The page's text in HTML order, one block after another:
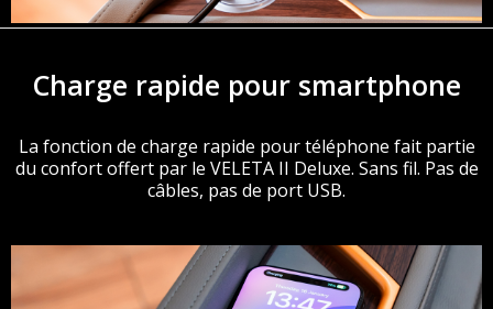
Charge rapide pour smartphone
La fonction de charge rapide pour téléphone fait partie
du confort offert par le VELETA II Deluxe. Sans fil. Pas de
câbles, pas de port USB.